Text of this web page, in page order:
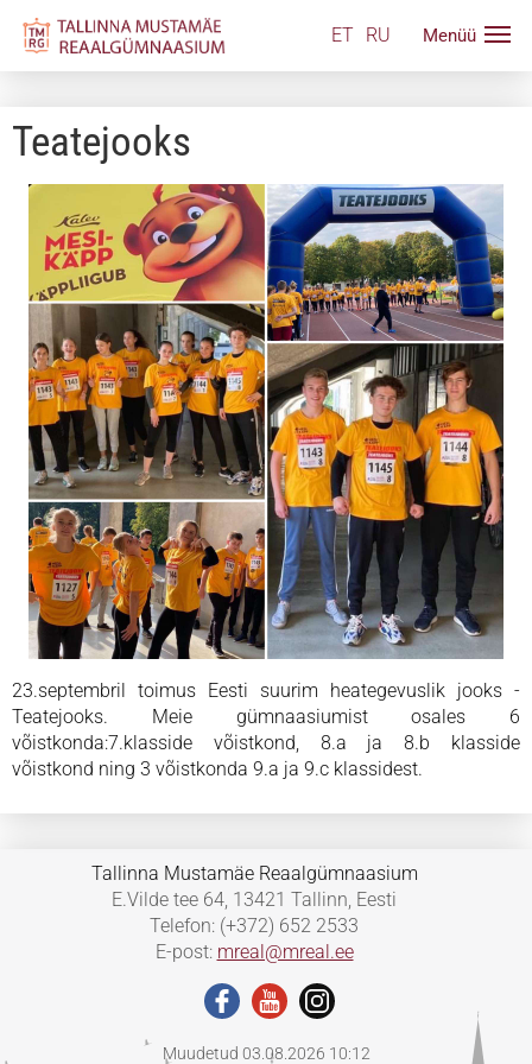
ET RU
Teatejooks
23.septembril toimus Eesti suurim heategevuslik jooks -
Teatejooks. Meie gümnaasiumist osales 6
võistkonda:7.klasside võistkond, 8.a ja 8.b klasside
võistkond ning 3 võistkonda 9.a ja 9.c klassidest.
Tallinna Mustamäe Reaalgümnaasium
E.Vilde tee 64, 13421 Tallinn, Eesti
Telefon: (+372) 652 2533
E-post: mreal@mreal.ee
Muudetud 03.08.2026 10:12